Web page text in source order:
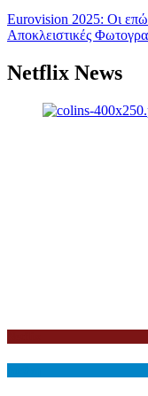
Eurovision 2025: Οι
Αποκλειστικές
Netflix News